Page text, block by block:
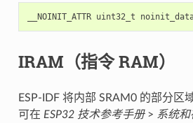
__NOINIT_ATTR uint32_t
IRAM（指令 RAM）
ESP-IDF 将内部 SRAM0 的部分区
可在 ESP32 技术参考手册> 系统